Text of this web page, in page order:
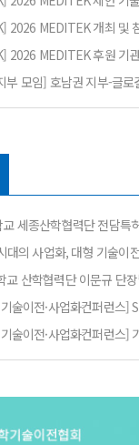
2026 MEDITEK 개최 및
2026 MEDITEK 후원 기
세종산학협력단 전담특
대의 사업화, 대형 기술이
교 산학협력단 이문규 단